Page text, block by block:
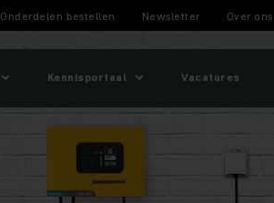
Onderdelen bestellen Newsletter Over ons
Kennisportaal Vacatures